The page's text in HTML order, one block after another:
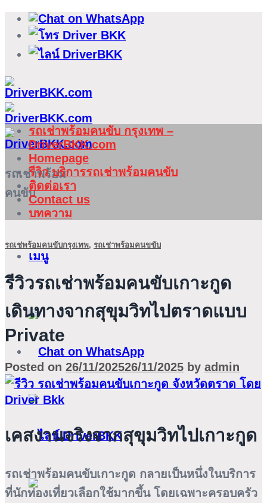
ข้าม
เนื้อหา
รถเช่าพร้อม
คนขับ
เมนู
รถเช่าพร้อมคนขับ กรุงเทพ –
DriverBKK.com
Homepage
รีวิว บริการรถเช่าพร้อมคนขับ
ติดต่อเรา
Contact us
บทความ
รถเช่พร้อมคนขับกรุงเทพ, รถเช่าพร้อมคนขขับ
รีวิวรถเช่าพร้อมคนขับเกาะกูด
เดินทางจากสุขุมวิทไปตราดแบบ
Private
Posted on 26/11/202526/11/2025 by admin
เคสงานจริงจากสุขุมวิทไปเกาะกูด
รถเช่าพร้อมคนขับเกาะกูด กลายเป็นหนึ่งในบริการ
ที่นักท่องเที่ยวเลือกใช้มากขึ้น โดยเฉพาะครอบครัว